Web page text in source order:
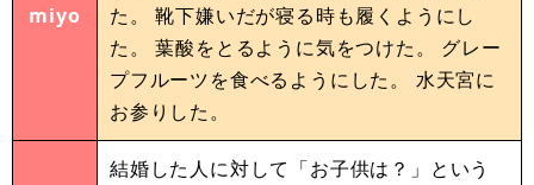
miyo
た。 靴下嫌いだが寝る時も履くようにし
た。 葉酸をとるように気をつけた。 グレー
プフルーツを食べるようにした。 水天宮に
お参りした。
結婚した人に対して「お子供は？」という